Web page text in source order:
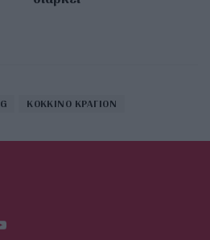
ΚΟΚΚΙΝΟ ΚΡΑΓΙΟΝ